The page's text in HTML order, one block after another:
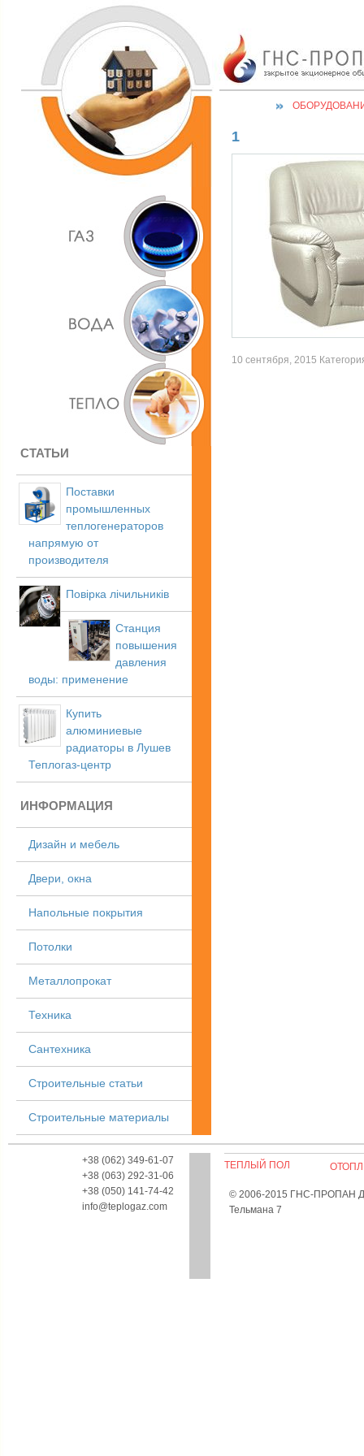
СТАТЬИ
Поставки
промышленных
теплогенераторов
напрямую от
производителя
Повірка лічильників
Станция
повышения
давления
воды: применение
Купить
алюминиевые
радиаторы в Лушев
Теплогаз-центр
ИНФОРМАЦИЯ
Дизайн и мебель
Двери, окна
Напольные покрытия
Потолки
Металлопрокат
Техника
Сантехника
Строительные статьи
Строительные материалы
1
10 сентября, 2015
+38 (062) 349-61-07
+38 (063) 292-31-06
+38 (050) 141-74-42
info@teplogaz.com
ТЕПЛЫЙ ПОЛ
© 2006-2015 ГНС-ПРОПАН
Тельмана 7